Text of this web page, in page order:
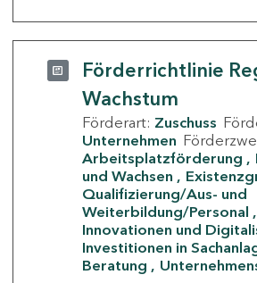
Förderrichtlinie
Wachstum
Förderart: Zuschuss
Unternehmen
Arbeitsplatzförderung
und Wachsen
Qualifizierung/Aus- und
Weiterbildung/Personal
Innovationen und
Investitionen in
Beratung